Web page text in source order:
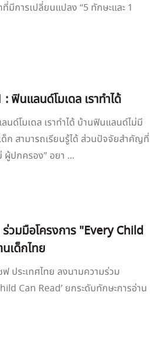
มีการเปลี่ยนแปลง “5 ทักษะและ 1
ฟินแลนด์โมเดล เราทำได้
ด์โมเดล เราทำได้ บ้านฟินแลนด์ไม่มี
ด็ก สามารถเรียนรู้ได้ ส่วนปัจจัยสำคัญที่
ผู้ปกครอง” อยา ...
วมมือโครงการ "Every Child
เด็กไทย
ประเทศไทย ลงนามความร่วม
Can Read’ ยกระดับทักษะการอ่าน